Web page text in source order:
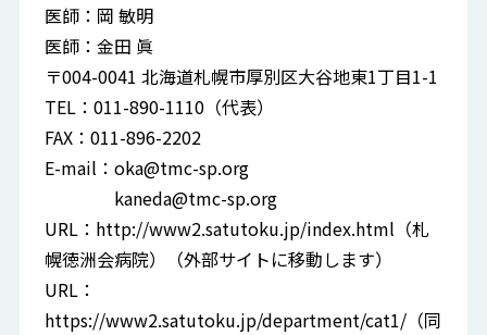
医師：岡 敏明
医師：金田 眞
〒004-0041 北海道札幌市厚別区大谷地東1丁目1-1
TEL：011-890-1110（代表）
FAX：011-896-2202
E-mail：oka@tmc-sp.org
kaneda@tmc-sp.org
URL： http://www2.satutoku.jp/index.html（札
幌徳洲会病院）
（外部サイトに移動します）
URL：
https://www2.satutoku.jp/department/cat1/（同